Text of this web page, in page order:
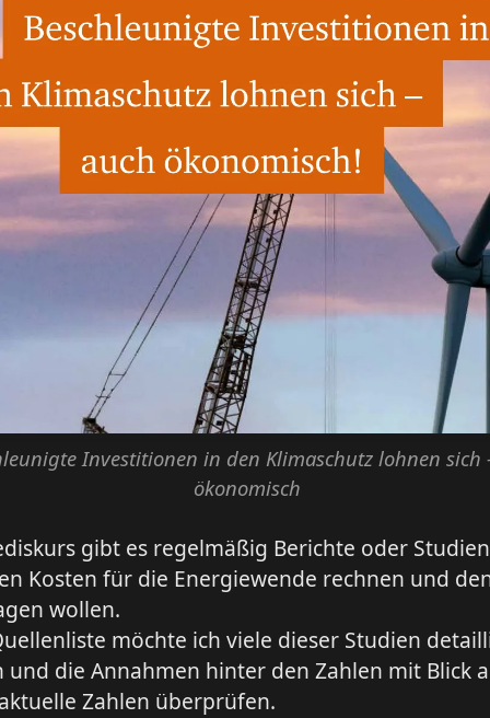
Investitionen in den Klimaschutz lohnen sich
ökonomisch
gibt es regelmäßig Berichte oder
Kosten für die Energiewende rechnen und
wollen.
möchte ich viele dieser Studien
und die Annahmen hinter den Zahlen mit Blick
Zahlen überprüfen.